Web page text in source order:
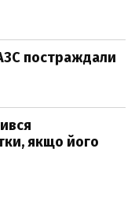
постраждали
якщо його